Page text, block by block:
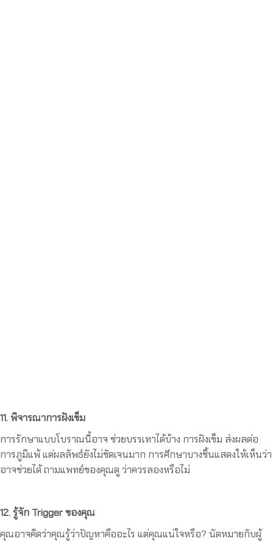
11. พิจารณาการฝังเข็ม
การรักษาแบบโบราณนี้อาจ ช่วยบรรเทาได้บ้าง การฝังเข็ม ส่งผลต่อ
การภูมิแพ้ แต่ผลลัพธ์ยังไม่ชัดเจนมาก การศึกษาบางชิ้นแสดงให้เห็นว่า
อาจช่วยได้ ถามแพทย์ของคุณดู ว่าควรลองหรือไม่
12. รู้จัก Trigger ของคุณ
คุณอาจคิดว่าคุณรู้ว่าปัญหาคืออะไร แต่คุณแน่ใจหรือ? นัดหมายกับผู้